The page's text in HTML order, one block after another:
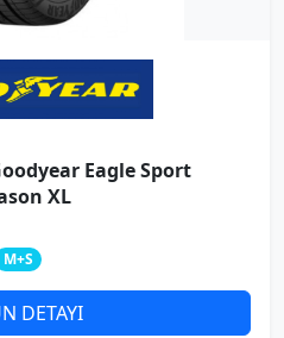
Eagle Sport
XL
M+S
DETAYI